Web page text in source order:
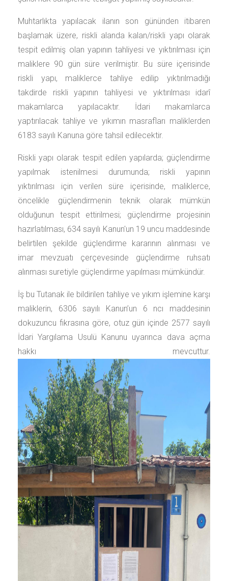
Muhtarlıkta yapılacak ilanın son gününden itibaren
başlamak üzere, riskli alanda kalan/riskli yapı olarak
tespit edilmiş olan yapının tahliyesi ve yıktırılması için
maliklere 90 gün süre verilmiştir. Bu süre içerisinde
riskli yapı, maliklerce tahliye edilip yıktırılmadığı
takdirde riskli yapının tahliyesi ve yıktırılması idarî
makamlarca yapılacaktır. İdari makamlarca
yaptırılacak tahliye ve yıkımın masrafları maliklerden
6183 sayılı Kanuna göre tahsil edilecektir.
Riskli yapı olarak tespit edilen yapılarda; güçlendirme
yapılmak istenilmesi durumunda; riskli yapının
yıktırılması için verilen süre içerisinde, maliklerce,
öncelikle güçlendirmenin teknik olarak mümkün
olduğunun tespit ettirilmesi; güçlendirme projesinin
hazırlatılması, 634 sayılı Kanun'un 19 uncu maddesinde
belirtilen şekilde güçlendirme kararının alınması ve
imar mevzuatı çerçevesinde güçlendirme ruhsatı
alınması suretiyle güçlendirme yapılması mümkündür.
İş bu Tutanak ile bildirilen tahliye ve yıkım işlemine karşı
maliklerin, 6306 sayılı Kanun’un 6 ncı maddesinin
dokuzuncu fıkrasına göre, otuz gün içinde 2577 sayılı
İdari Yargılama Usulü Kanunu uyarınca dava açma
hakkı mevcuttur.